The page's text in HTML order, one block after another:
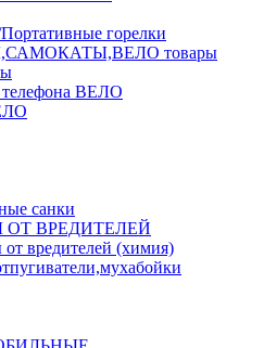
горелки
товары
телефона ВЕЛО
санки
ВРЕДИТЕЛЕЙ
вредителей (химия)